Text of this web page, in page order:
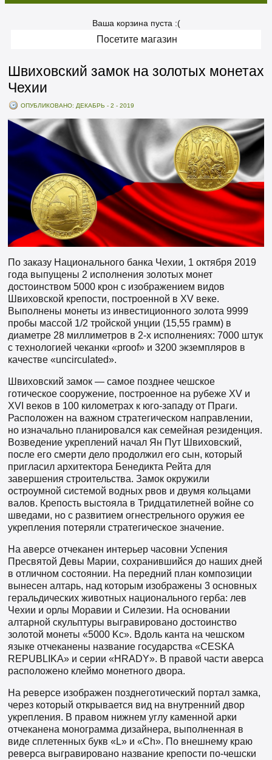
Ваша корзина пуста :(
Посетите магазин
Швиховский замок на золотых монетах
Чехии
ОПУБЛИКОВАНО: ДЕКАБРЬ - 2 - 2019
По заказу Национального банка Чехии, 1 октября 2019
года выпущены 2 исполнения золотых монет
достоинством 5000 крон с изображением видов
Швиховской крепости, построенной в XV веке.
Выполнены монеты из инвестиционного золота 9999
пробы массой 1/2 тройской унции (15,55 грамм) в
диаметре 28 миллиметров в 2-х исполнениях: 7000 штук
с технологией чеканки «proof» и 3200 экземпляров в
качестве «uncirculated».
Швиховский замок — самое позднее чешское
готическое сооружение, построенное на рубеже XV и
XVI веков в 100 километрах к юго-западу от Праги.
Расположен на важном стратегическом направлении,
но изначально планировался как семейная резиденция.
Возведение укреплений начал Ян Пут Швиховский,
после его смерти дело продолжил его сын, который
пригласил архитектора Бенедикта Рейта для
завершения строительства. Замок окружили
остроумной системой водных рвов и двумя кольцами
валов. Крепость выстояла в Тридцатилетней войне со
шведами, но с развитием огнестрельного оружия ее
укрепления потеряли стратегическое значение.
На аверсе отчеканен интерьер часовни Успения
Пресвятой Девы Марии, сохранившийся до наших дней
в отличном состоянии. На передний план композиции
вынесен алтарь, над которым изображены 3 основных
геральдических животных национального герба: лев
Чехии и орлы Моравии и Силезии. На основании
алтарной скульптуры выгравировано достоинство
золотой монеты «5000 Kc». Вдоль канта на чешском
языке отчеканены название государства «CESKA
REPUBLIKA» и серии «HRADY». В правой части аверса
расположено клеймо монетного двора.
На реверсе изображен позднеготический портал замка,
через который открывается вид на внутренний двор
укрепления. В правом нижнем углу каменной арки
отчеканена монограмма дизайнера, выполненная в
виде сплетенных букв «L» и «Ch». По внешнему краю
реверса выгравировано название крепости по-чешски